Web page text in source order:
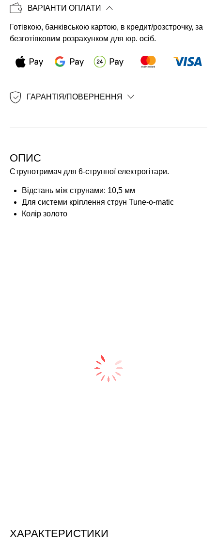
ВАРІАНТИ ОПЛАТИ
Готівкою, банківською картою, в кредит/розстрочку, за
безготівковим розрахунком для юр. осіб.
ГАРАНТІЯ/ПОВЕРНЕННЯ
ОПИС
Струнотримач для 6-струнної електрогітари.
Відстань між струнами: 10,5 мм
Для системи кріплення струн Tune-o-matic
Колір золото
ХАРАКТЕРИСТИКИ